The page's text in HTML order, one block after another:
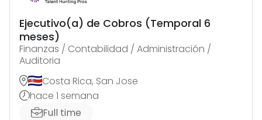
Ejecutivo(a) de Cobros (Temporal 6
meses)
Finanzas / Contabilidad / Administración /
Auditoria
Costa Rica, San Jose
hace 1 semana
Full time